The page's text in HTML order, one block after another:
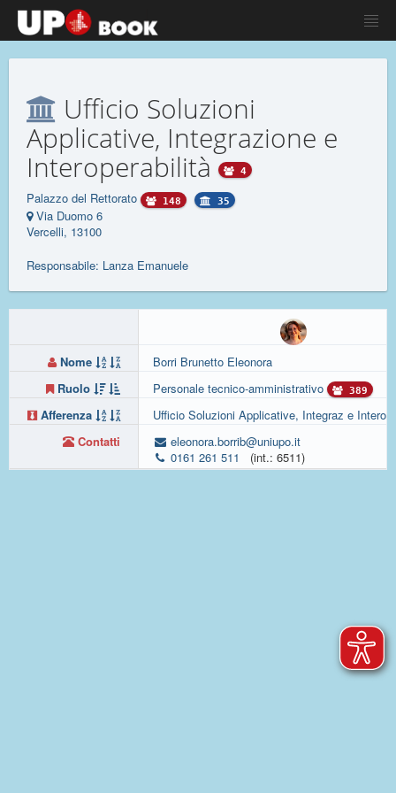
Ufficio Soluzioni
Applicative, Integrazione e
Interoperabilità
4
Palazzo del Rettorato 148 35
Via Duomo 6
Vercelli, 13100
Responsabile: Lanza Emanuele
Nome
Ruolo
Afferenza
Contatti
Borri Brunetto Eleonora
Personale tecnico-amministrativo
389
Ufficio Soluzioni Applicative, Integraz e Interop
eleonora.borrib@uniupo.it
0161 261 511
(int.: 6511)